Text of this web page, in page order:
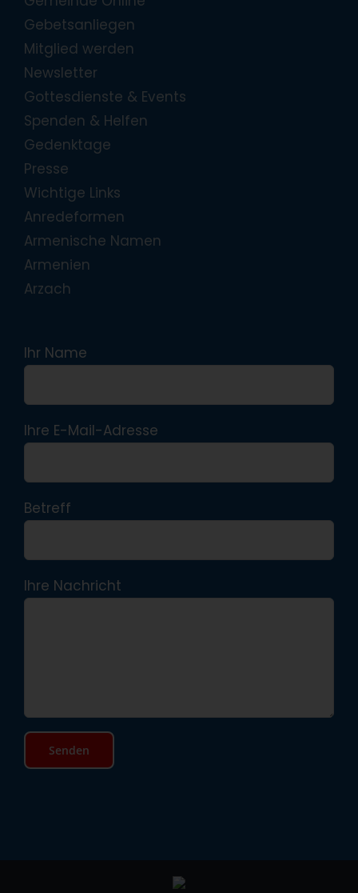
Gebetsanliegen
Mitglied werden
Newsletter
Gottesdienste & Events
Spenden & Helfen
Gedenktage
Presse
Wichtige Links
Anredeformen
Armenische Namen
Armenien
Arzach
Ihr Name
Ihre E-Mail-Adresse
Betreff
Ihre Nachricht